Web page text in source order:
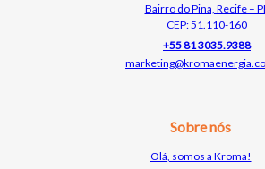
Bairro do Pina, Recife –
CEP: 51.110-160
+55 81 3035.9388
Sobre nós
Olá, somos a Kroma!